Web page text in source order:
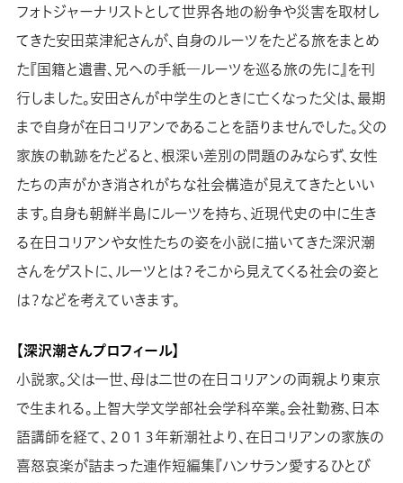
フォトジャーナリストとして世界各地の紛争や災害を取材し
てきた安田菜津紀さんが、自身のルーツをたどる旅をまとめ
た『国籍と遺書、兄への手紙―ルーツを巡る旅の先に』を刊
行しました。安田さんが中学生のときに亡くなった父は、最期
まで自身が在日コリアンであることを語りませんでした。父の
家族の軌跡をたどると、根深い差別の問題のみならず、女性
たちの声がかき消されがちな社会構造が見えてきたといい
ます。自身も朝鮮半島にルーツを持ち、近現代史の中に生き
る在日コリアンや女性たちの姿を小説に描いてきた深沢潮
さんをゲストに、ルーツとは？そこから見えてくる社会の姿と
は？などを考えていきます。
【深沢潮さんプロフィール】
小説家。父は一世、母は二世の在日コリアンの両親より東京
で生まれる。上智大学文学部社会学科卒業。会社勤務、日本
語講師を経て、２０１３年新潮社より、在日コリアンの家族の
喜怒哀楽が詰まった連作短編集『ハンサラン愛するひとび